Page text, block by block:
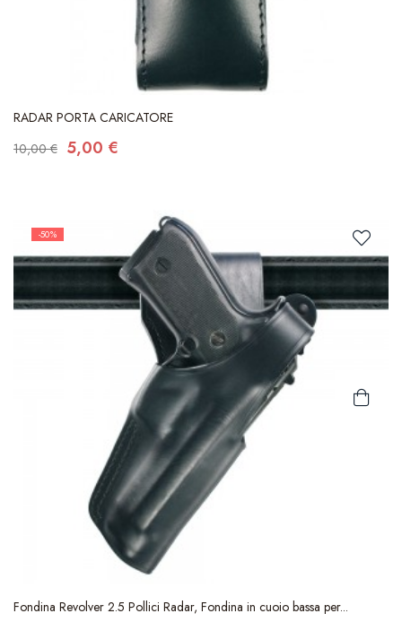
RADAR PORTA CARICATORE
10,00 € 5,00 €
-50%
Fondina Revolver 2.5 Pollici Radar, Fondina in cuoio bassa per...